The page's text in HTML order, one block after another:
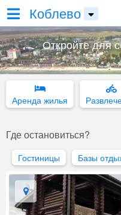
Коблево
Откройте для
Аренда жилья
Где остановиться?
Гостиницы Базы